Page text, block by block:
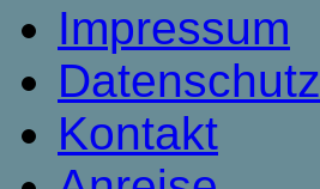
Impressum
Datenschutz
Kontakt